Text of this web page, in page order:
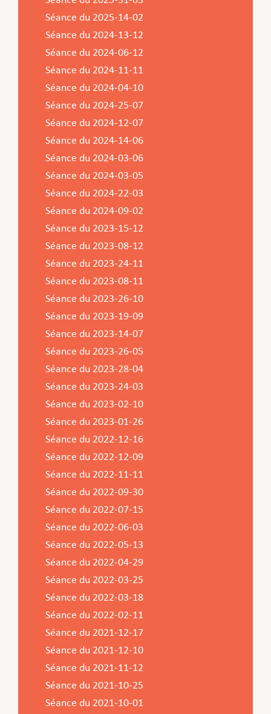
Musée municipal
Service national de la jeunesse (SNJ) – Antenne
locale
Subsides et aides en matière d’environnement
Zones 20 & 30
Sentier narratif (Lauschterwee)
Urban Garden NeiSchmelz
Vergers publics
PAG (Plan d’Aménagement Général)
PAP QE (Plan d’Aménagement Particulier « Quartiers
Existants »)
PAP NQ (Plan d’Aménagement Particulier « Nouveau
Quartier »)
PAP approuvés
PAP NQ en cours de procédure
PAG/PAP QE – Modifications ponctuelles
PAG
PAP NQ
Projet NeiSchmelz
Projets à venir
Séance du 2025-14-02
Séance du 2024-13-12
Séance du 2024-06-12
Séance du 2024-11-11
Séance du 2024-04-10
Séance du 2024-25-07
Séance du 2024-12-07
Séance du 2024-14-06
Séance du 2024-03-06
Séance du 2024-03-05
Séance du 2024-22-03
Séance du 2024-09-02
Séance du 2023-15-12
Séance du 2023-08-12
Séance du 2023-24-11
Séance du 2023-08-11
Séance du 2023-26-10
Séance du 2023-19-09
Séance du 2023-14-07
Séance du 2023-26-05
Séance du 2023-28-04
Séance du 2023-24-03
Séance du 2023-02-10
Séance du 2023-01-26
Séance du 2022-12-16
Séance du 2022-12-09
Séance du 2022-11-11
Séance du 2022-09-30
Séance du 2022-07-15
Séance du 2022-06-03
Séance du 2022-05-13
Séance du 2022-04-29
Séance du 2022-03-25
Séance du 2022-03-18
Séance du 2022-02-11
Séance du 2021-12-17
Séance du 2021-12-10
Séance du 2021-11-12
Séance du 2021-10-25
Séance du 2021-10-01